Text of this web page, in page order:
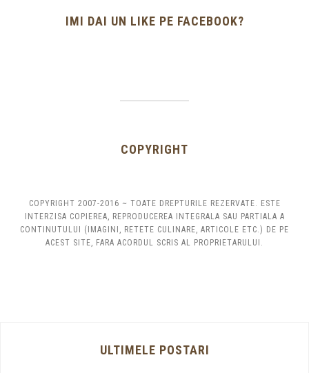
IMI DAI UN LIKE PE FACEBOOK?
COPYRIGHT
COPYRIGHT 2007-2016 ~ TOATE DREPTURILE REZERVATE. ESTE
INTERZISA COPIEREA, REPRODUCEREA INTEGRALA SAU PARTIALA A
CONTINUTULUI (IMAGINI, RETETE CULINARE, ARTICOLE ETC.) DE PE
ACEST SITE, FARA ACORDUL SCRIS AL PROPRIETARULUI.
ULTIMELE POSTARI